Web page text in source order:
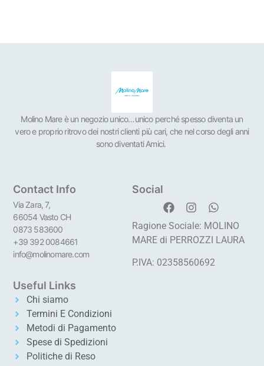
Molino Mare è un negozio unico…unico perché spesso diventa un
vero e proprio ritrovo dei nostri clienti più cari, che nel corso degli anni
sono diventati Amici.
Contact Info
Via Zara, 7,
66054 Vasto CH
0873 583600
+39 392 0084661
info@molinomare.com
Social
Ragione Sociale: MOLINO
MARE di PERROZZI LAURA
P.IVA: 02358560692
Useful Links
Chi siamo
Termini E Condizioni
Metodi di Pagamento
Spese di Spedizioni
Politiche di Reso